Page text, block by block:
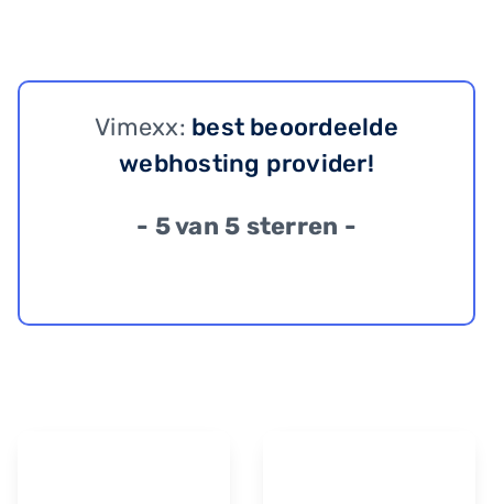
Vimexx: best beoordeelde
webhosting provider!
- 5 van 5 sterren -